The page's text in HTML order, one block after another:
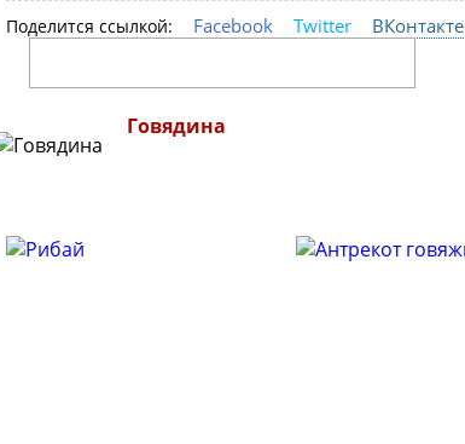
Поделится ссылкой: Facebook Twitter ВКонтакте
Говядина